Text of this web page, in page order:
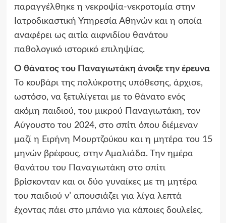
παραγγέλθηκε η νεκροψία-νεκροτομία στην
Ιατροδικαστική Υπηρεσία Αθηνών και η οποία
αναφέρει ως αιτία αιφνιδίου θανάτου
παθολογικό ιστορικό επιληψίας.
Ο θάνατος του Παναγιωτάκη άνοιξε την έρευνα
Το κουβάρι της πολύκροτης υπόθεσης, άρχισε,
ωστόσο, να ξετυλίγεται με το θάνατο ενός
ακόμη παιδιού, του μικρού Παναγιωτάκη, τον
Αύγουστο του 2024, στο σπίτι όπου διέμεναν
μαζί η Ειρήνη Μουρτζούκου και η μητέρα του 15
μηνών βρέφους, στην Αμαλιάδα. Την ημέρα
θανάτου του Παναγιωτάκη στο σπίτι
βρίσκονταν και οι δύο γυναίκες με τη μητέρα
του παιδιού ν’ απουσιάζει για λίγα λεπτά
έχοντας πάει στο μπάνιο για κάποιες δουλείες.